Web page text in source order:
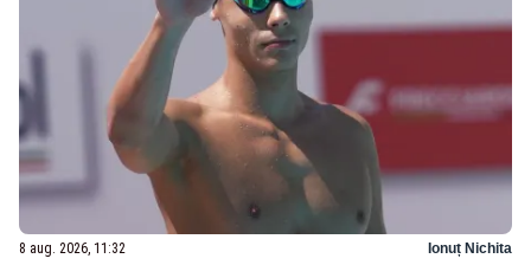
8 aug. 2026, 11:32 Ionuț Nichita